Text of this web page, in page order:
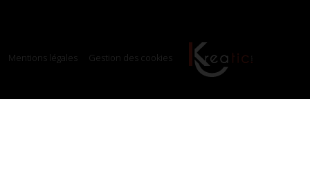
Mentions légales Gestion des cookies